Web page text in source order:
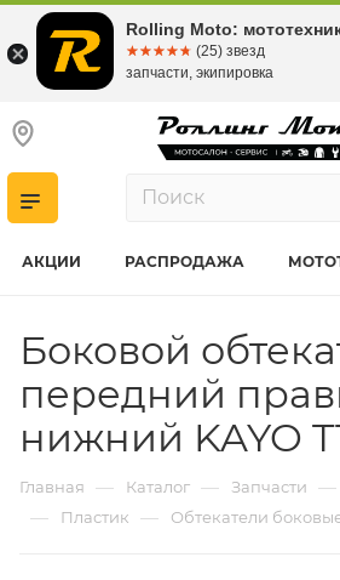
АКЦИИ РАСПРОДАЖА
Боковой
передний
нижний KAYO
Главная — Каталог — Запчасти —
— Пластик — Обтекатели
Rolling Moto:
☆☆☆☆☆
★★★★★ (25) звезд
запчасти, экипировка